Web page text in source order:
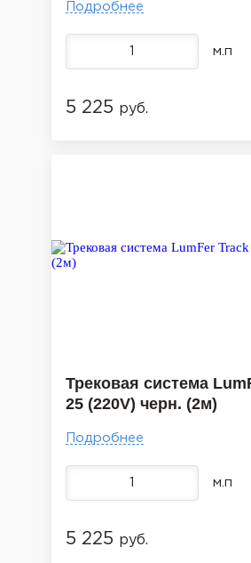
Подробнее
м.п
5 225 руб.
Трековая система
25 (220V) черн. (2м)
Подробнее
м.п
5 225 руб.